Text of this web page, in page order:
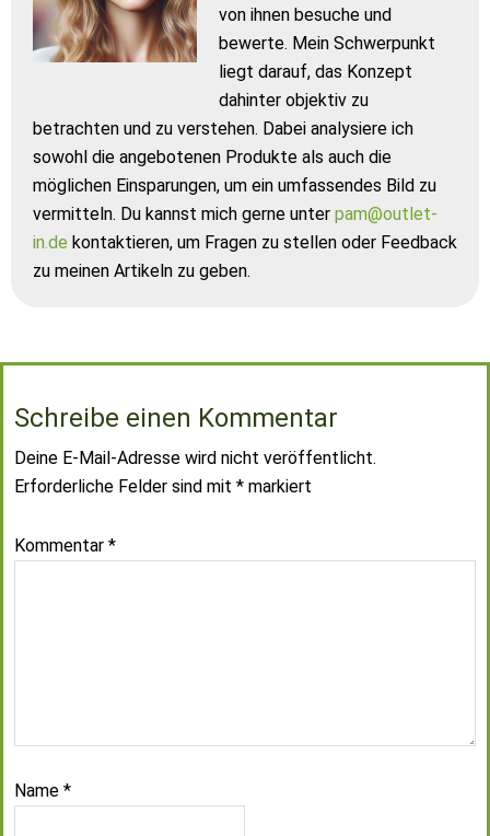
von ihnen besuche und
bewerte. Mein Schwerpunkt
liegt darauf, das Konzept
dahinter objektiv zu
betrachten und zu verstehen. Dabei analysiere ich
sowohl die angebotenen Produkte als auch die
möglichen Einsparungen, um ein umfassendes Bild zu
vermitteln. Du kannst mich gerne unter pam@outlet-
in.de kontaktieren, um Fragen zu stellen oder Feedback
zu meinen Artikeln zu geben.
Schreibe einen Kommentar
Deine E-Mail-Adresse wird nicht veröffentlicht.
Erforderliche Felder sind mit * markiert
Kommentar *
Name *